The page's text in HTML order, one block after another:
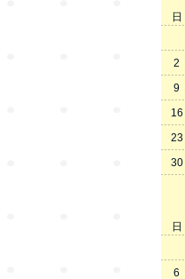
日
2
9
16
23
30
日
6